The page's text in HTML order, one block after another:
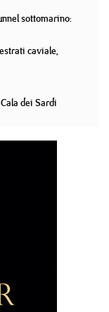
sottomarino:
caviale,
dei Sardi